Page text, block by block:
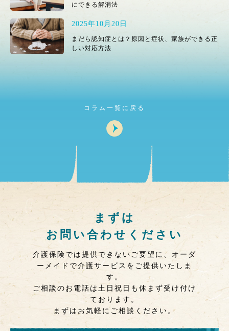
にできる解消法
2025年10月20日
まだら認知症とは？原因と症状、家族ができる正
しい対応方法
コラム一覧に戻る
まずは
お問い合わせください
介護保険では提供できないご要望に、オーダ
ーメイドで介護サービスをご提供いたしま
す。
ご相談のお電話は土日祝日も休まず受け付け
ております。
まずはお気軽にご相談ください。